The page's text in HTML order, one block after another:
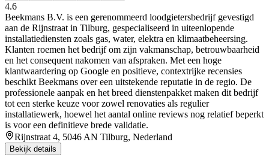
4.6
Beekmans B.V. is een gerenommeerd loodgietersbedrijf gevestigd
aan de Rijnstraat in Tilburg, gespecialiseerd in uiteenlopende
installatiediensten zoals gas, water, elektra en klimaatbeheersing.
Klanten roemen het bedrijf om zijn vakmanschap, betrouwbaarheid
en het consequent nakomen van afspraken. Met een hoge
klantwaardering op Google en positieve, contextrijke recensies
beschikt Beekmans over een uitstekende reputatie in de regio. De
professionele aanpak en het breed dienstenpakket maken dit bedrijf
tot een sterke keuze voor zowel renovaties als regulier
installatiewerk, hoewel het aantal online reviews nog relatief beperkt
is voor een definitieve brede validatie.
Rijnstraat 4, 5046 AN Tilburg, Nederland
Bekijk details